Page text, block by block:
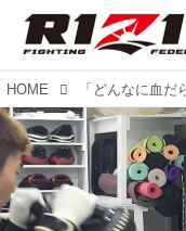
HOME